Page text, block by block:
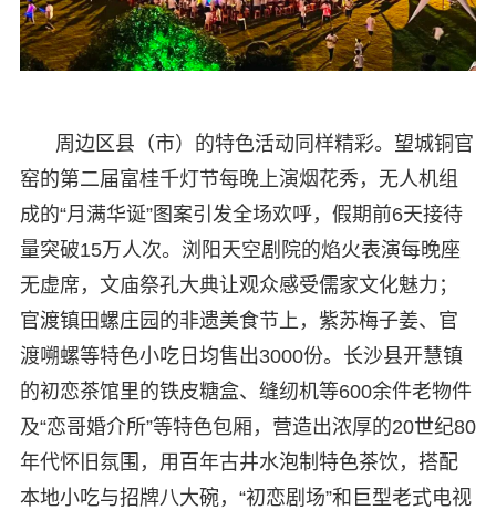
周边区县（市）的特色活动同样精彩。望城铜官
窑的第二届富桂千灯节每晚上演烟花秀，无人机组
成的“月满华诞”图案引发全场欢呼，假期前6天接待
量突破15万人次。浏阳天空剧院的焰火表演每晚座
无虚席，文庙祭孔大典让观众感受儒家文化魅力；
官渡镇田螺庄园的非遗美食节上，紫苏梅子姜、官
渡嗍螺等特色小吃日均售出3000份。长沙县开慧镇
的初恋茶馆里的铁皮糖盒、缝纫机等600余件老物件
及“恋哥婚介所”等特色包厢，营造出浓厚的20世纪80
年代怀旧氛围，用百年古井水泡制特色茶饮，搭配
本地小吃与招牌八大碗，“初恋剧场”和巨型老式电视